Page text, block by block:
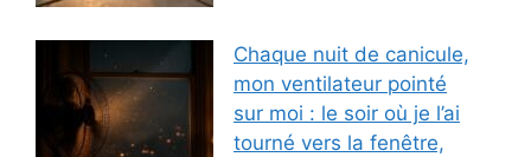
Chaque nuit de canicule,
mon ventilateur pointé
sur moi : le soir où je l’ai
tourné vers la fenêtre,